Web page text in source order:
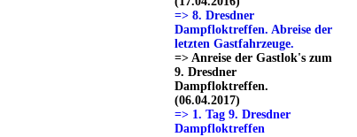
=> 8. Dresdner
Dampfloktreffen. Abreise der
letzten Gastfahrzeuge.
=> Anreise der Gastlok's zum
9. Dresdner
Dampfloktreffen.
(06.04.2017)
=> 1. Tag 9. Dresdner
Dampfloktreffen